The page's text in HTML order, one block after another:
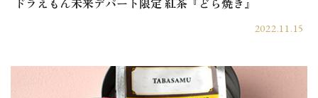
2022.11.15